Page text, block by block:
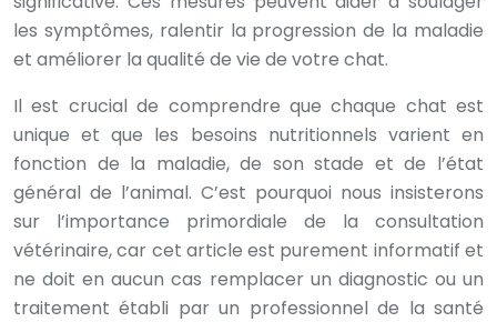
les symptômes, ralentir la progression de la maladie
et améliorer la qualité de vie de votre chat.
Il est crucial de comprendre que chaque chat est
unique et que les besoins nutritionnels varient en
fonction de la maladie, de son stade et de l’état
général de l’animal. C’est pourquoi nous insisterons
sur l’importance primordiale de la consultation
vétérinaire, car cet article est purement informatif et
ne doit en aucun cas remplacer un diagnostic ou un
traitement établi par un professionnel de la santé